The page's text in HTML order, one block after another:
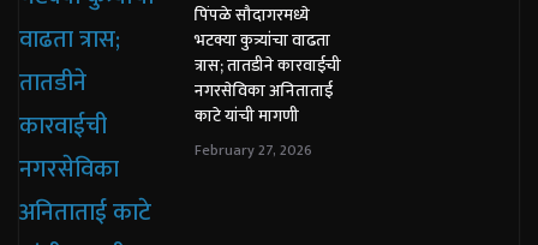
पिंपळे सौदागरमध्ये
भटक्या कुत्र्यांचा वाढता
त्रास; तातडीने कारवाईची
नगरसेविका अनिताताई
काटे यांची मागणी
February 27, 2026